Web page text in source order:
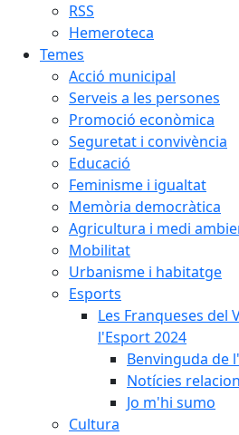
RSS
Hemeroteca
Temes
Acció municipal
Serveis a les persones
Promoció econòmica
Seguretat i convivència
Educació
Feminisme i igualtat
Memòria democràtica
Agricultura i medi
Mobilitat
Urbanisme i habitatge
Esports
Les Franqueses del
l'Esport 2024
Benvinguda de
Notícies
Jo m'hi sumo
Cultura